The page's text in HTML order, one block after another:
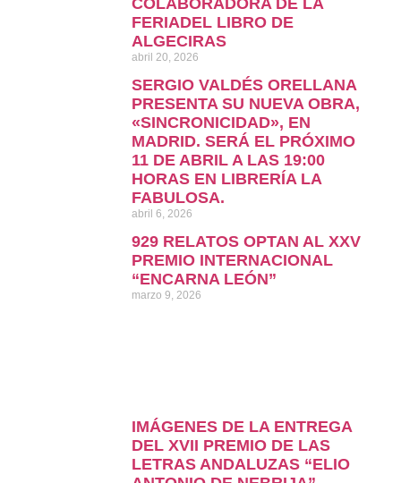
FERIADEL LIBRO DE
ALGECIRAS
abril 20, 2026
SERGIO VALDÉS ORELLANA
PRESENTA SU NUEVA OBRA,
«SINCRONICIDAD», EN
MADRID. SERÁ EL PRÓXIMO
11 DE ABRIL A LAS 19:00
HORAS EN LIBRERÍA LA
FABULOSA.
abril 6, 2026
929 RELATOS OPTAN AL XXV
PREMIO INTERNACIONAL
“ENCARNA LEÓN”
marzo 9, 2026
IMÁGENES DE LA ENTREGA
DEL XVII PREMIO DE LAS
LETRAS ANDALUZAS “ELIO